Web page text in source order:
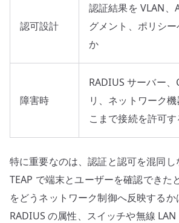
認可設計
認証結果を VLAN、
グメント、ポリシ
か
障害時
RADIUS サーバー、
リ、ネットワーク
こまで接続を許可
特に重要なのは、認証と認可を混同し
TEAP で端末とユーザーを確認できた
をどうネットワーク制御へ反映するか
RADIUS の属性、スイッチや無線